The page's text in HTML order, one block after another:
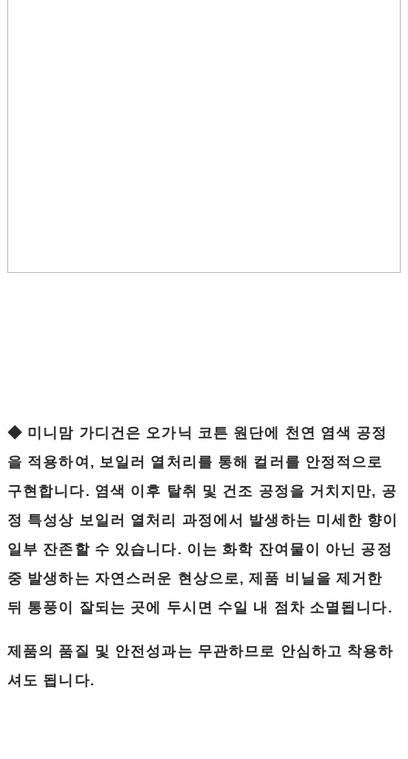
◆ 미니맘 가디건은 오가닉 코튼 원단에 천연 염색 공정
을 적용하여, 보일러 열처리를 통해 컬러를 안정적으로
구현합니다. 염색 이후 탈취 및 건조 공정을 거치지만, 공
정 특성상 보일러 열처리 과정에서 발생하는 미세한 향이
일부 잔존할 수 있습니다. 이는 화학 잔여물이 아닌 공정
중 발생하는 자연스러운 현상으로, 제품 비닐을 제거한
뒤 통풍이 잘되는 곳에 두시면 수일 내 점차 소멸됩니다.
제품의 품질 및 안전성과는 무관하므로 안심하고 착용하
셔도 됩니다.